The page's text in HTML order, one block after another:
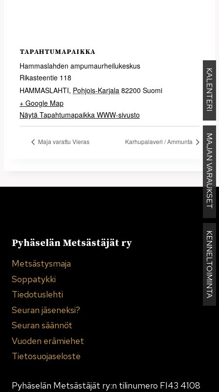
KALENTERI
MAJAN VARAUKSET
KENNELTOIMINTA
TAPAHTUMAPAIKKA
Hammaslahden ampumaurheilukeskus
Rikasteentie 118
HAMMASLAHTI, Pohjois-Karjala 82200 Suomi
+ Google Map
Näytä Tapahtumapaikka WWW-sivusto
Maja varattu Vieras Karhupalaveri / Ammunta
Pyhäselän Metsästäjät ry
Metsästysmaja
Soppatykki
Tiedotuslehti
Seuran jäseneksi?
Seuran säännöt
Vuoden erämiehet
Tietosuojaseloste
Pyhäselän Metsästäjät ry:n tilinumero FI43 4108